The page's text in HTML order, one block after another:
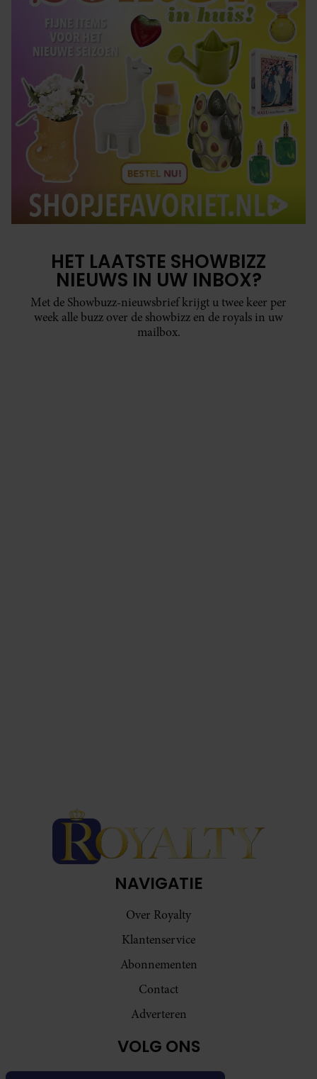
HET LAATSTE SHOWBIZZ
NIEUWS IN UW INBOX?
Met de Showbuzz-nieuwsbrief krijgt u twee keer per
week alle buzz over de showbizz en de royals in uw
mailbox.
NAVIGATIE
Over Royalty
Klantenservice
Abonnementen
Contact
Adverteren
VOLG ONS